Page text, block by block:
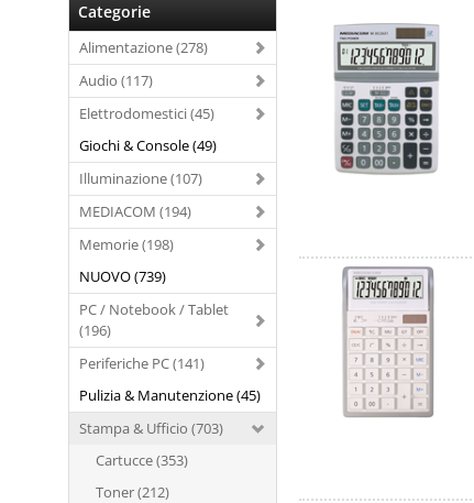
Categorie
Alimentazione (278)
Audio (117)
Elettrodomestici (45)
Giochi & Console (49)
Illuminazione (107)
MEDIACOM (194)
Memorie (198)
NUOVO (739)
PC / Notebook / Tablet
(196)
Periferiche PC (141)
Pulizia & Manutenzione (45)
Stampa & Ufficio (703)
Cartucce (353)
Toner (212)